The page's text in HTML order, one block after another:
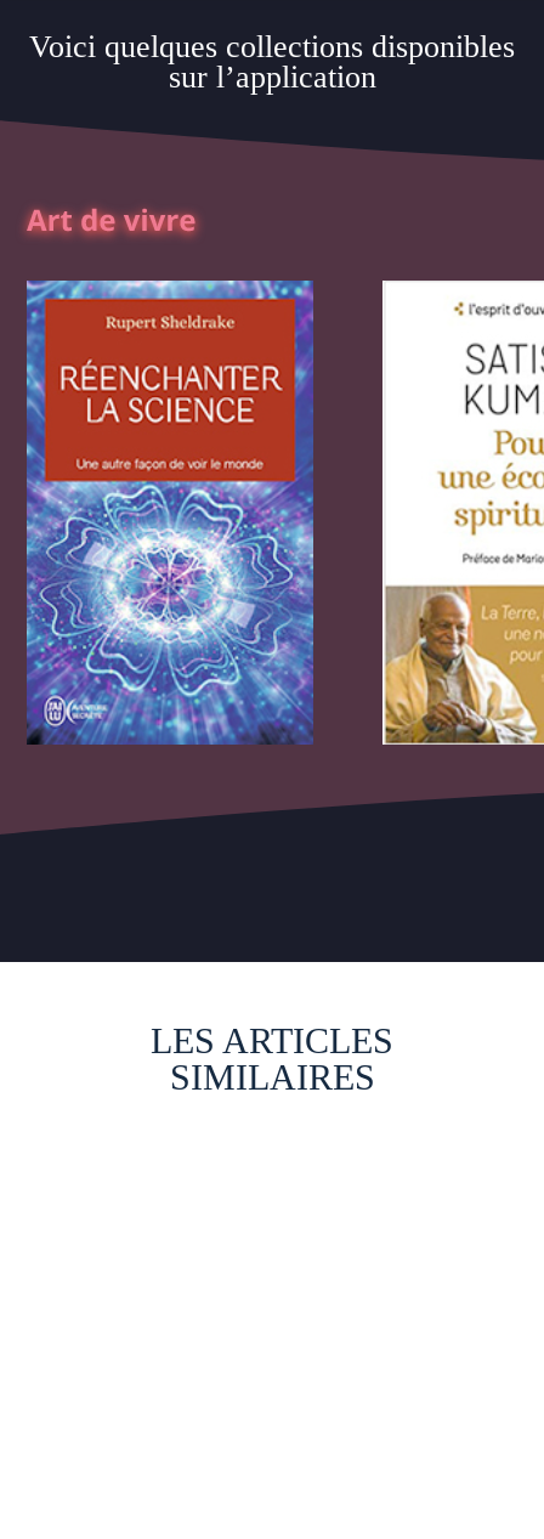
Voici quelques collections disponibles
sur l’application
LES ARTICLES
SIMILAIRES